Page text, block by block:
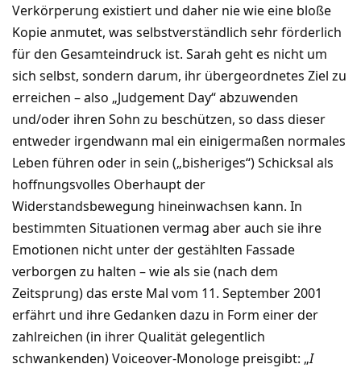
Verkörperung existiert und daher nie wie eine bloße
Kopie anmutet, was selbstverständlich sehr förderlich
für den Gesamteindruck ist. Sarah geht es nicht um
sich selbst, sondern darum, ihr übergeordnetes Ziel zu
erreichen – also „Judgement Day“ abzuwenden
und/oder ihren Sohn zu beschützen, so dass dieser
entweder irgendwann mal ein einigermaßen normales
Leben führen oder in sein („bisheriges“) Schicksal als
hoffnungsvolles Oberhaupt der
Widerstandsbewegung hineinwachsen kann. In
bestimmten Situationen vermag aber auch sie ihre
Emotionen nicht unter der gestählten Fassade
verborgen zu halten – wie als sie (nach dem
Zeitsprung) das erste Mal vom 11. September 2001
erfährt und ihre Gedanken dazu in Form einer der
zahlreichen (in ihrer Qualität gelegentlich
schwankenden) Voiceover-Monologe preisgibt: „I